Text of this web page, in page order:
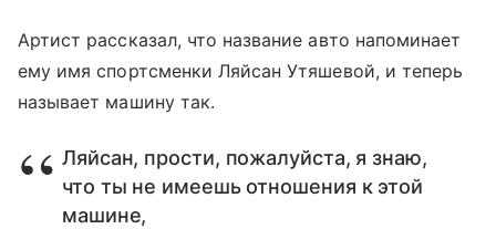
Артист рассказал, что название авто напоминает
ему имя спортсменки Ляйсан Утяшевой, и теперь
называет машину так.
Ляйсан, прости, пожалуйста, я знаю,
что ты не имеешь отношения к этой
машине,